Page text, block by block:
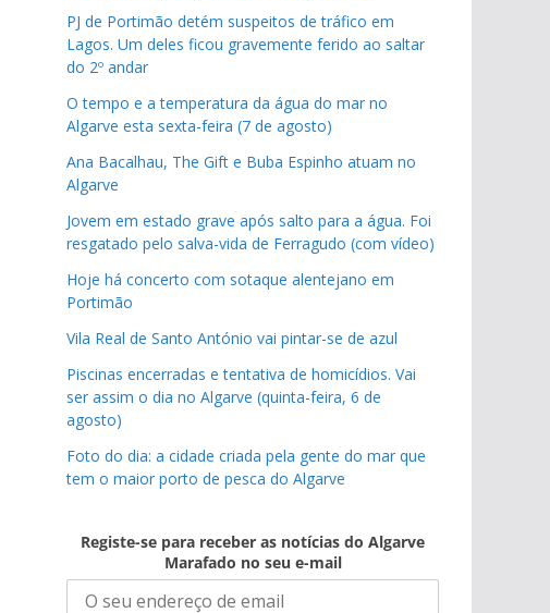
PJ de Portimão detém suspeitos de tráfico em
Lagos. Um deles ficou gravemente ferido ao saltar
do 2º andar
O tempo e a temperatura da água do mar no
Algarve esta sexta-feira (7 de agosto)
Ana Bacalhau, The Gift e Buba Espinho atuam no
Algarve
Jovem em estado grave após salto para a água. Foi
resgatado pelo salva-vida de Ferragudo (com vídeo)
Hoje há concerto com sotaque alentejano em
Portimão
Vila Real de Santo António vai pintar-se de azul
Piscinas encerradas e tentativa de homicídios. Vai
ser assim o dia no Algarve (quinta-feira, 6 de
agosto)
Foto do dia: a cidade criada pela gente do mar que
tem o maior porto de pesca do Algarve
Registe-se para receber as notícias do Algarve
Marafado no seu e-mail